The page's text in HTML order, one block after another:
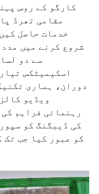
کارگو کے روس
مقامی تھرڈ
خدمات حاصل
شروع کرنے میں
سے دو
اسکیمیٹکس
دوران، ہماری
ویڈیو
رہنمائی فراہم
کی ڈیبگنگ کو
کو عبور کیا جب تک